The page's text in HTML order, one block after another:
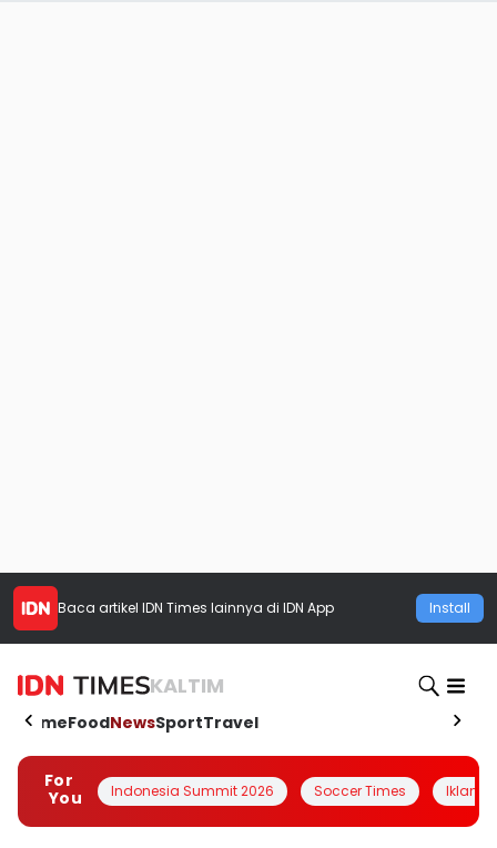
Baca artikel IDN Times lainnya di IDN App Install
KALTIM
HomeFoodNewsSportTravel
For
You
Indonesia Summit 2026 Soccer Times Iklanin